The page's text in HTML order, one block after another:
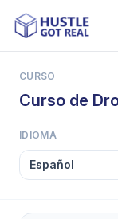
CURSO
Curso de
IDIOMA